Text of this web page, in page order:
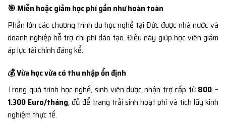
🎯 Miễn hoặc giảm học phí gần như hoàn toàn
Phần lớn các chương trình du học nghề tại Đức được nhà nước và
doanh nghiệp hỗ trợ chi phí đào tạo. Điều này giúp học viên giảm
áp lực tài chính đáng kể.
💰 Vừa học vừa có thu nhập ổn định
Trong quá trình học nghề, sinh viên được nhận trợ cấp từ800 –
1.300 Euro/tháng, đủ để trang trải sinh hoạt phí và tích lũy kinh
nghiệm thực tế.